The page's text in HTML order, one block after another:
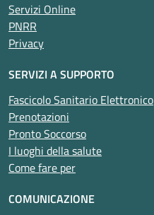
Servizi Online
PNRR
Privacy
SERVIZI A SUPPORTO
Fascicolo Sanitario Elettronico
Prenotazioni
Pronto Soccorso
I luoghi della salute
Come fare per
COMUNICAZIONE